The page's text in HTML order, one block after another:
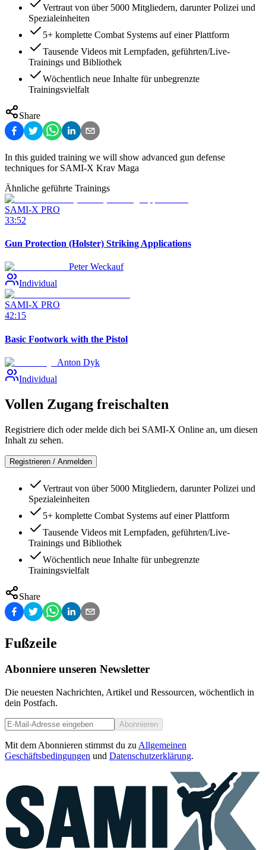
Vertraut von über 5000 Mitgliedern, darunter Polizei und
Spezialeinheiten
5+ komplette Combat Systems auf einer Plattform
Tausende Videos mit Lernpfaden, geführten/Live-
Trainings und Bibliothek
Wöchentlich neue Inhalte für unbegrenzte
Trainingsvielfalt
Share
In this guided training we will show advanced gun defense
techniques for SAMI-X Krav Maga
Ähnliche geführte Trainings
SAMI-X PRO
33:52
Gun Protection (Holster) Striking Applications
Peter Weckauf
Individual
SAMI-X PRO
42:15
Basic Footwork with the Pistol
Anton Dyk
Individual
Vollen Zugang freischalten
Registriere dich oder melde dich bei SAMI-X Online an, um diesen
Inhalt zu sehen.
Registrieren / Anmelden
Vertraut von über 5000 Mitgliedern, darunter Polizei und
Spezialeinheiten
5+ komplette Combat Systems auf einer Plattform
Tausende Videos mit Lernpfaden, geführten/Live-
Trainings und Bibliothek
Wöchentlich neue Inhalte für unbegrenzte
Trainingsvielfalt
Share
Fußzeile
Abonniere unseren Newsletter
Die neuesten Nachrichten, Artikel und Ressourcen, wöchentlich in
dein Postfach.
Abonnieren
Mit dem Abonnieren stimmst du zu Allgemeinen
Geschäftsbedingungen und Datenschutzerklärung.